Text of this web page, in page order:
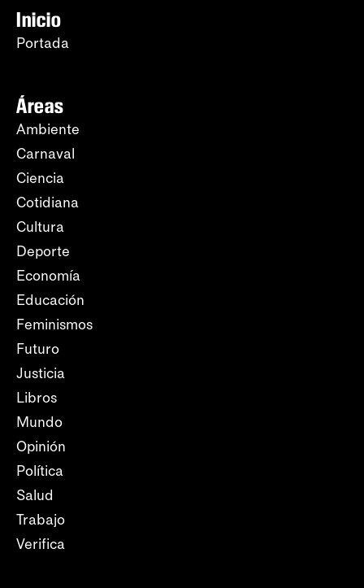
Inicio
Portada
Áreas
Ambiente
Carnaval
Ciencia
Cotidiana
Cultura
Deporte
Economía
Educación
Feminismos
Futuro
Justicia
Libros
Mundo
Opinión
Política
Salud
Trabajo
Verifica